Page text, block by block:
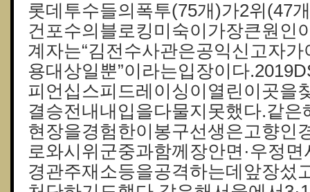
롯데투수들의폭투(75개)가2위(47
건포수의블로킹미숙이가장큰원인
계자는“김전수사관은공익신고자
용대상일뿐”이라는입장이다
피언십스피드레이싱이열린이곳을
결승전내내입을다물지못했다.같은
현장을경험한이봉구선생은고향인
로와시위군중과함께장안면·우정
경관주재소등을공격하는데앞장섰